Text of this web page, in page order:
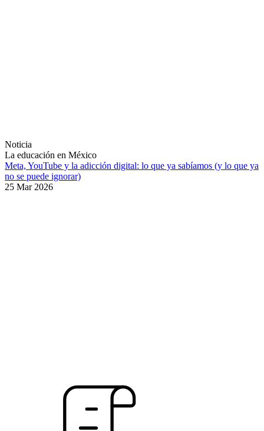
Noticia
La educación en México
Meta, YouTube y la adicción digital: lo que ya sabíamos (y lo que ya
no se puede ignorar)
25 Mar 2026